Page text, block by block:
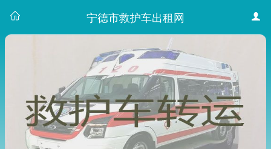
宁德市救护车出租网